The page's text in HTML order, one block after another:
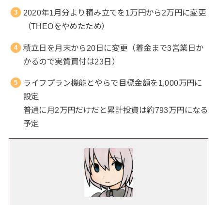
2020年1月分より積み立てを1万円から2万円に変更
（THEOをやめたため）
積立日を月末から20日に変更（着金まで3営業日か
かるので実質買付は23日）
ライフプラン機能とやらで目標金額を1,000万円に
設定
普通に月2万円だけだと累計投資は約793万円になる
予定